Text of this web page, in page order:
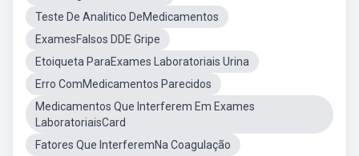
Teste De Analitico DeMedicamentos
ExamesFalsos DDE Gripe
Etoiqueta ParaExames Laboratoriais Urina
Erro ComMedicamentos Parecidos
Medicamentos Que Interferem Em Exames
LaboratoriaisCard
Fatores Que InterferemNa Coagulação